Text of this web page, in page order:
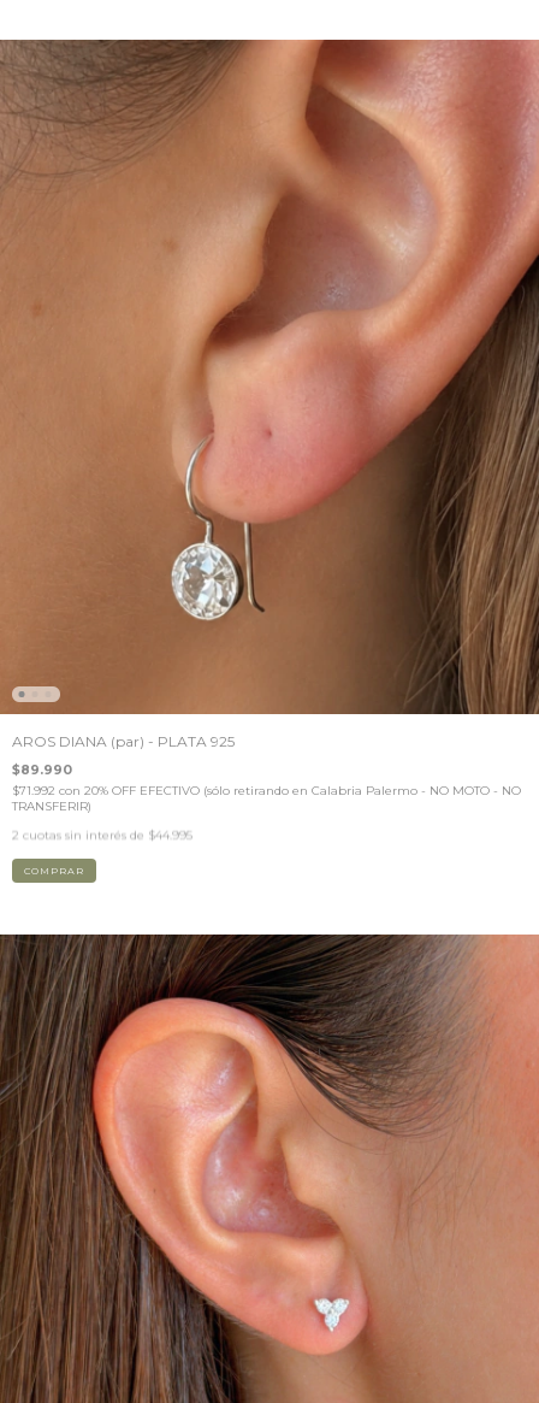
AROS DIANA (par) - PLATA 925
$89.990
$71.992 con 20% OFF EFECTIVO (sólo retirando en Calabria Palermo - NO MOTO - NO
TRANSFERIR)
$44.995